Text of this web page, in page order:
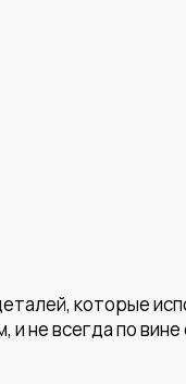
которые
не всегда по